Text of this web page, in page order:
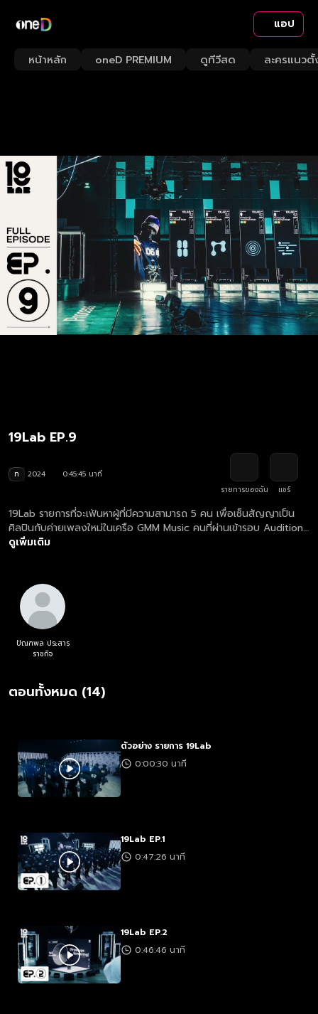
แอป
หน้าหลัก oneD PREMIUM ดูทีวีสด ละครแนวตั้
19Lab EP.9
ท 2024
0:45:45 นาที
รายการของฉัน
แชร์
19Lab รายการที่จะเฟ้นหาผู้ที่มีความสามารถ 5 คน เพื่อเซ็นสัญญาเป็น
ศิลปินกับค่ายเพลงใหม่ในเครือ GMM Music คนที่ผ่านเข้ารอบ Audition
ทั้ง 91 คนจะถูกควบคุมตัวแปร โดยการให้ทุกคนใส่ชุดเหมือนกัน ใส่
กรรมการทั้ง 91 คน เพื่อหาผู้ที่จะได้เข้าสู่รอบต่อไปเพียง 19 คนเท่านั้น
ดูเพิ่มเติม
ปัณฑพล ประสาร
ราชกิจ
ตอนทั้งหมด (14)
ตัวอย่าง รายการ 19Lab
0:00:30 นาที
19Lab EP.1
0:47:26 นาที
19Lab EP.2
0:46:46 นาที